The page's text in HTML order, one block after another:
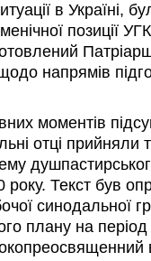
в Україні,
позиції
напрямів
моментів
отці прийняли
року. Текст був
синодальної
плану на